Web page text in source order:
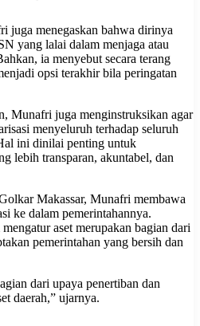
juga menegaskan bahwa dirinya
yang lalai dalam menjaga atau
ia menyebut secara terang
opsi terakhir bila peringatan
Munafri juga menginstruksikan agar
menyeluruh terhadap seluruh
ini dinilai penting untuk
lebih transparan, akuntabel, dan
Makassar, Munafri membawa
ke dalam pemerintahannya.
aset merupakan bagian dari
pemerintahan yang bersih dan
dari upaya penertiban dan
daerah,” ujarnya.